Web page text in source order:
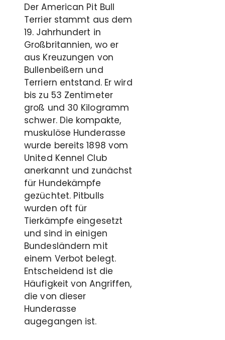
Der American Pit Bull
Terrier stammt aus dem
19. Jahrhundert in
Großbritannien, wo er
aus Kreuzungen von
Bullenbeißern und
Terriern entstand. Er wird
bis zu 53 Zentimeter
groß und 30 Kilogramm
schwer. Die kompakte,
muskulöse Hunderasse
wurde bereits 1898 vom
United Kennel Club
anerkannt und zunächst
für Hundekämpfe
gezüchtet. Pitbulls
wurden oft für
Tierkämpfe eingesetzt
und sind in einigen
Bundesländern mit
einem Verbot belegt.
Entscheidend ist die
Häufigkeit von Angriffen,
die von dieser
Hunderasse
augegangen ist.